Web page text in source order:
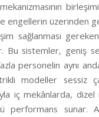
engellerin üzerinden
sağlanması
Bu sistemler, geniş
personelin aynı anda
modeller sessiz
iç mekânlarda,
performans sunar.